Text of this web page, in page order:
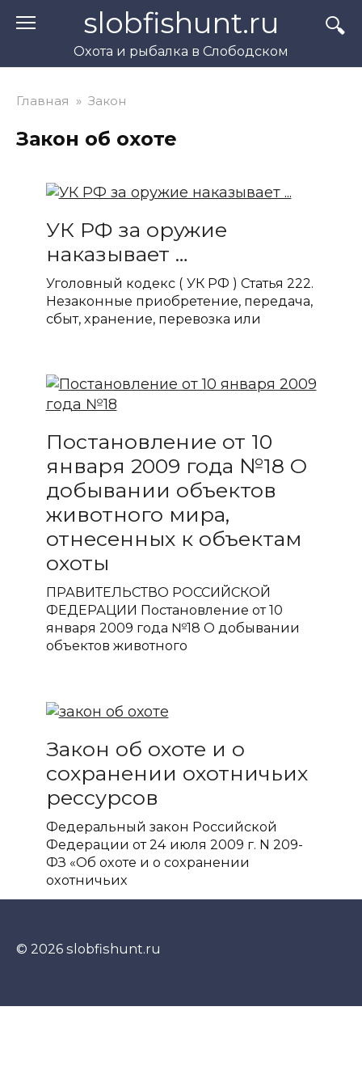
slobfishunt.ru
Охота и рыбалка в Слободском
Главная » Закон
Закон об охоте
УК РФ за оружие
наказывает …
Уголовный кодекс ( УК РФ ) Статья 222.
Незаконные приобретение, передача,
сбыт, хранение, перевозка или
Постановление от 10
января 2009 года №18 О
добывании объектов
животного мира,
отнесенных к объектам
охоты
ПРАВИТЕЛЬСТВО РОССИЙСКОЙ
ФЕДЕРАЦИИ Постановление от 10
января 2009 года №18 О добывании
объектов животного
Закон об охоте и о
сохранении охотничьих
рессурсов
Федеральный закон Российской
Федерации от 24 июля 2009 г. N 209-
ФЗ «Об охоте и о сохранении
охотничьих
© 2026 slobfishunt.ru